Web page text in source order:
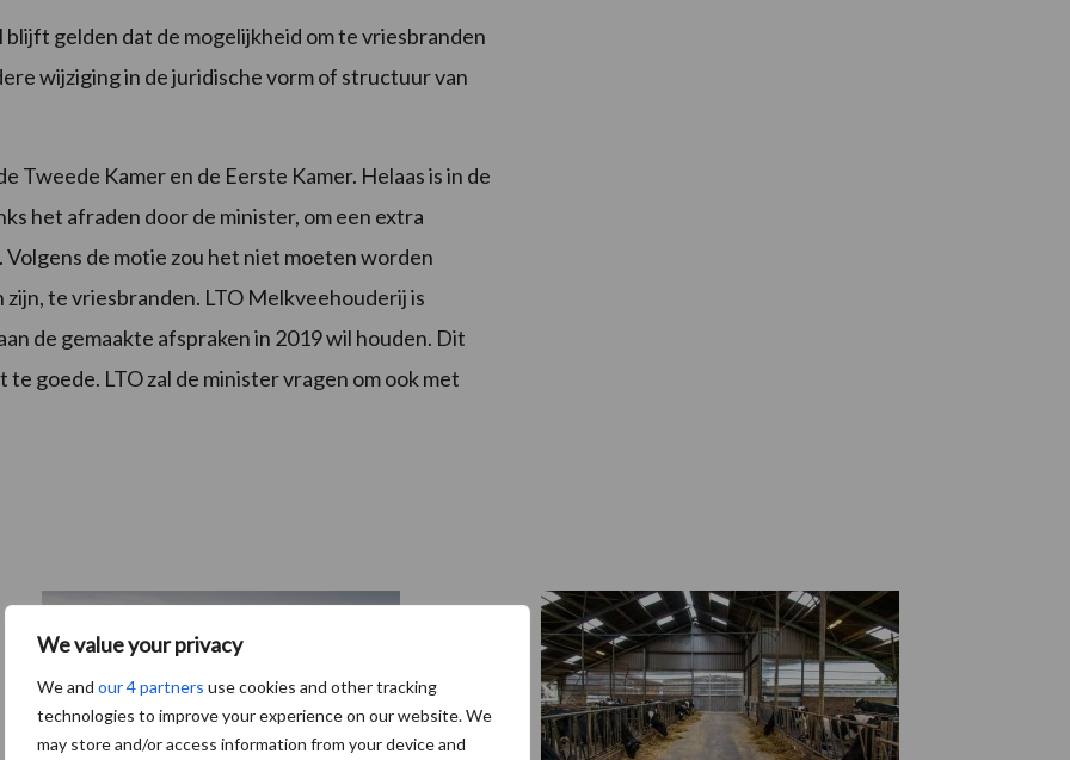
We value your privacy
We and our 4 partners use cookies and other tracking
technologies to improve your experience on our website. We
may store and/or access information from your device and
gelden dat de mogelijkheid om te vriesbranden
wijziging in de juridische vorm of structuur van
Tweede Kamer en de Eerste Kamer. Helaas is in de
het afraden door de minister, om een extra
de motie zou het niet moeten worden
te vriesbranden. LTO Melkveehouderij is
de gemaakte afspraken in 2019 wil houden. Dit
goede. LTO zal de minister vragen om ook met